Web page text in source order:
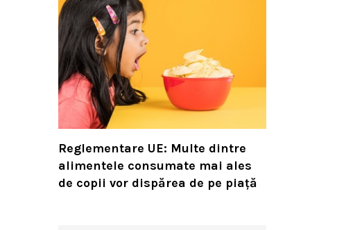
Reglementare UE: Multe dintre
alimentele consumate mai ales
de copii vor dispărea de pe piață